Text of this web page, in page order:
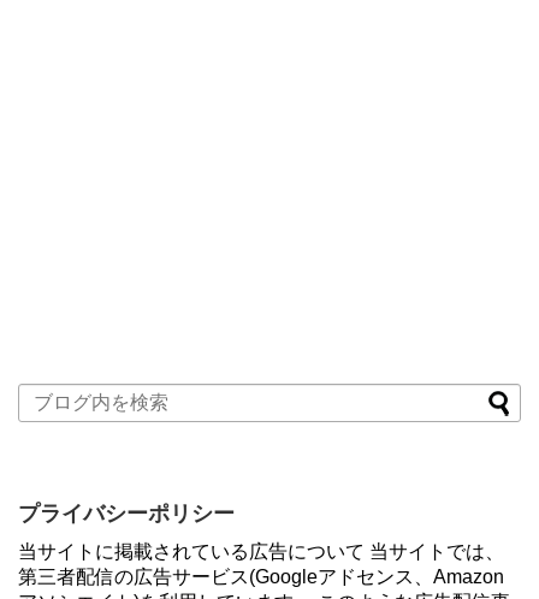
プライバシーポリシー
当サイトに掲載されている広告について 当サイトでは、
第三者配信の広告サービス(Googleアドセンス、Amazon